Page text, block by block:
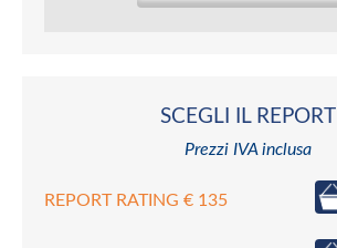
SCEGLI IL REPORT
Prezzi IVA inclusa
REPORT RATING € 135